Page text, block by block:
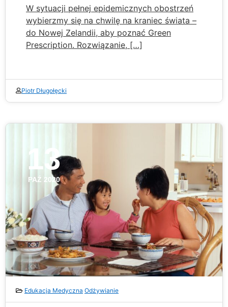
W sytuacji pełnej epidemicznych obostrzeń
wybierzmy się na chwilę na kraniec świata –
do Nowej Zelandii, aby poznać Green
Prescription. Rozwiązanie, […]
Piotr Długołęcki
13
PAŹ 2020
Edukacja Medyczna Odżywianie